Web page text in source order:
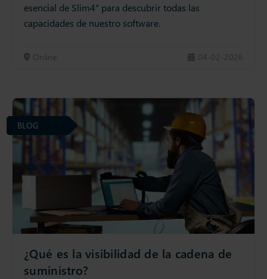
esencial de Slim4" para descubrir todas las
capacidades de nuestro software.
Online 04-02-2026
¿Qué es la visibilidad de la cadena de
suministro?
BLOG